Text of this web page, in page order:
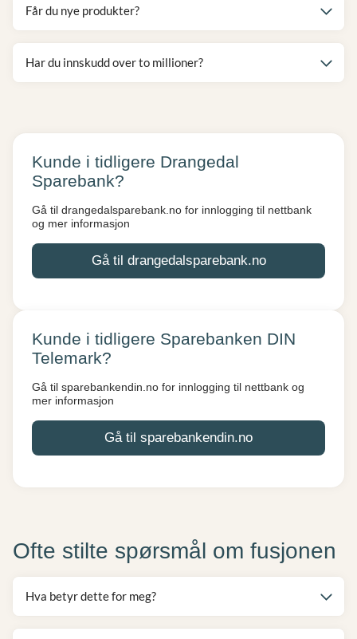
Får du nye produkter?
Har du innskudd over to millioner?
Kunde i tidligere Drangedal
Sparebank?
Gå til drangedalsparebank.no for innlogging til nettbank
og mer informasjon
Gå til drangedalsparebank.no
Kunde i tidligere Sparebanken DIN
Telemark?
Gå til sparebankendin.no for innlogging til nettbank og
mer informasjon
Gå til sparebankendin.no
Ofte stilte spørsmål om fusjonen
Hva betyr dette for meg?